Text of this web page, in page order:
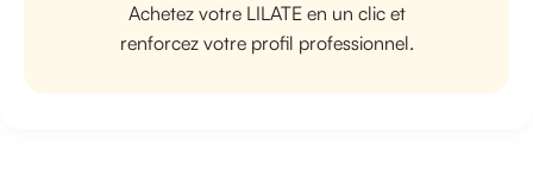
Achetez votre LILATE en un clic et
renforcez votre profil professionnel.